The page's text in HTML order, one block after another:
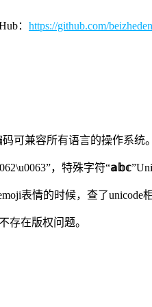
： https://github.com/
码可兼容所有语言的操作系统。
，特殊字符“𝕒𝕓𝕔
表情的时候，查了unicode
存在版权问题。